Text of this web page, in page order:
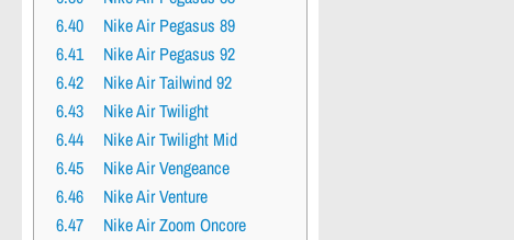
6.40
Nike Air Pegasus 89
6.41
Nike Air Pegasus 92
6.42
Nike Air Tailwind 92
6.43
Nike Air Twilight
6.44
Nike Air Twilight Mid
6.45
Nike Air Vengeance
6.46
Nike Air Venture
6.47
Nike Air Zoom Oncore